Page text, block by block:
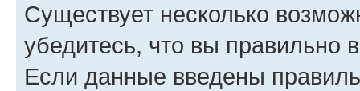
Существует несколько
убедитесь, что вы правильно
Если данные введены